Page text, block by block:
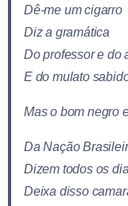
Dê-me um cigarro
Diz a gramática
Do professor e do
E do mulato
Mas o bom negro
Da Nação
Dizem todos os
Deixa disso